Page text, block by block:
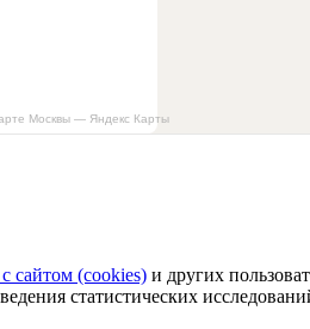
Москвы — Яндекс Карты
сайтом (cookies) и других
статистических